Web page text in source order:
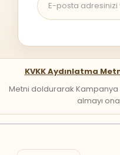
KVKK Aydınlatma
Metni doldurarak Kampanya
almayı